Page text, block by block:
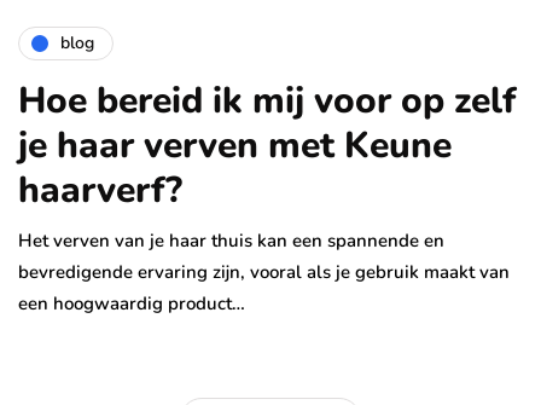
blog
Hoe bereid ik mij voor op zelf
je haar verven met Keune
haarverf?
Het verven van je haar thuis kan een spannende en
bevredigende ervaring zijn, vooral als je gebruik maakt van
een hoogwaardig product…